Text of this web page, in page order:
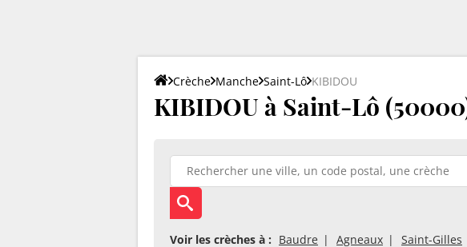
Crèche Manche Saint-Lô KIBIDOU
KIBIDOU à Saint-Lô
Voir les crèches à : Baudre Agneaux Saint-Gilles